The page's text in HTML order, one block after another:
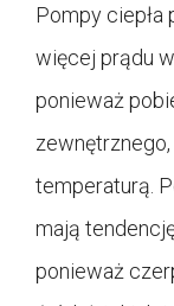
Pompy
więcej prądu
ponieważ
temperaturą.
mają
ponieważ